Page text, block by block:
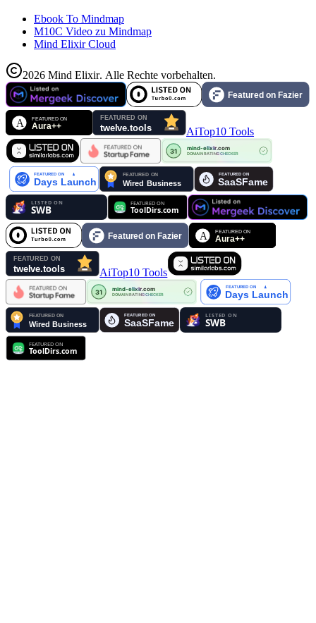
Ebook To Mindmap
M10C Video zu Mindmap
Mind Elixir Cloud
2026 Mind Elixir. Alle Rechte vorbehalten.
AiTop10 Tools
AiTop10 Tools